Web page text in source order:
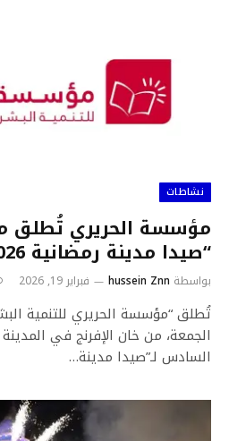
نشاطات
مؤسسة الحريري تُطلق
“صيدا مدينة رمضانية 2026”!
بواسطة hussein Znn فبراير 19, 2026
تُطلق “مؤسسة الحريري للتنمية
الجمعة، من خان الإفرنج في
السادس لـ”صيدا مدينة…